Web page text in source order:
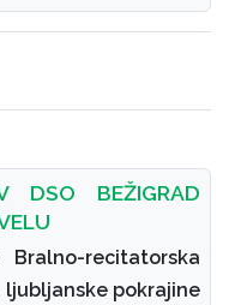
DSO BEŽIGRAD
recitatorska
pokrajine